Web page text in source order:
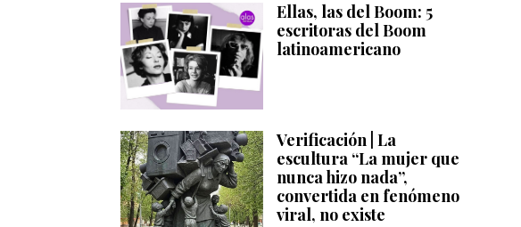
Ellas, las del Boom: 5
escritoras del Boom
latinoamericano
Verificación | La
escultura “La mujer que
nunca hizo nada”,
convertida en fenómeno
viral, no existe